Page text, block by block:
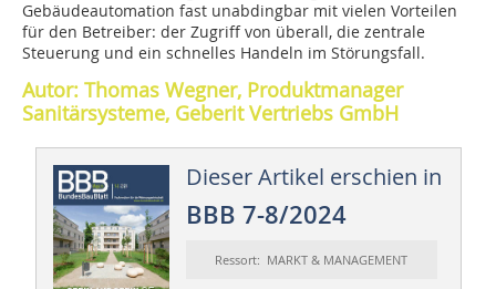
Gebäudeautomation fast unabdingbar mit vielen Vorteilen
für den Betreiber: der Zugriff von überall, die zentrale
Steuerung und ein schnelles Handeln im Störungsfall.
Autor: Thomas Wegner, Produktmanager
Sanitärsysteme, Geberit Vertriebs GmbH
Dieser Artikel erschien in
BBB 7-8/2024
Ressort: MARKT & MANAGEMENT